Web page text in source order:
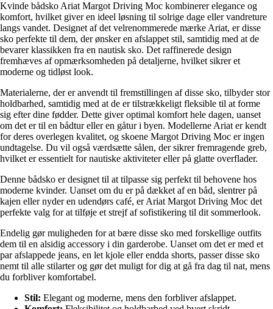
Kvinde bådsko Ariat Margot Driving Moc kombinerer elegance og
komfort, hvilket giver en ideel løsning til solrige dage eller vandreture
langs vandet. Designet af det velrenommerede mærke Ariat, er disse
sko perfekte til dem, der ønsker en afslappet stil, samtidig med at de
bevarer klassikken fra en nautisk sko. Det raffinerede design
fremhæves af opmærksomheden på detaljerne, hvilket sikrer et
moderne og tidløst look.
Materialerne, der er anvendt til fremstillingen af disse sko, tilbyder stor
holdbarhed, samtidig med at de er tilstrækkeligt fleksible til at forme
sig efter dine fødder. Dette giver optimal komfort hele dagen, uanset
om det er til en bådtur eller en gåtur i byen. Modellerne Ariat er kendt
for deres overlegen kvalitet, og skoene Margot Driving Moc er ingen
undtagelse. Du vil også værdsætte sålen, der sikrer fremragende greb,
hvilket er essentielt for nautiske aktiviteter eller på glatte overflader.
Denne bådsko er designet til at tilpasse sig perfekt til behovene hos
moderne kvinder. Uanset om du er på dækket af en båd, slentrer på
kajen eller nyder en udendørs café, er Ariat Margot Driving Moc det
perfekte valg for at tilføje et strejf af sofistikering til dit sommerlook.
Endelig gør muligheden for at bære disse sko med forskellige outfits
dem til en alsidig accessory i din garderobe. Uanset om det er med et
par afslappede jeans, en let kjole eller endda shorts, passer disse sko
nemt til alle stilarter og gør det muligt for dig at gå fra dag til nat, mens
du forbliver komfortabel.
Stil: Elegant og moderne, mens den forbliver afslappet.